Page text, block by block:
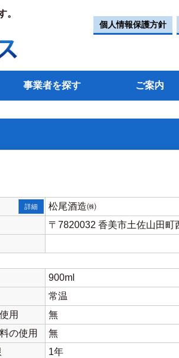
。
個人情報保護方針
事業者を探す ご案内
詳細
松尾酒造㈱
〒7820032 香美市土佐山田町
900ml
常温
用
無
の使用
無
1年